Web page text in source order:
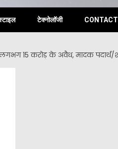
टेक्नोलॉजी
लगभग 15 करोड़ के अवैध, मादक पदार्थ/